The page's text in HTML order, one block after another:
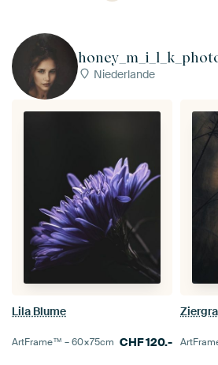
Niederlande
Lila Blume
ArtFrame™ –60×75cm CHF120.-